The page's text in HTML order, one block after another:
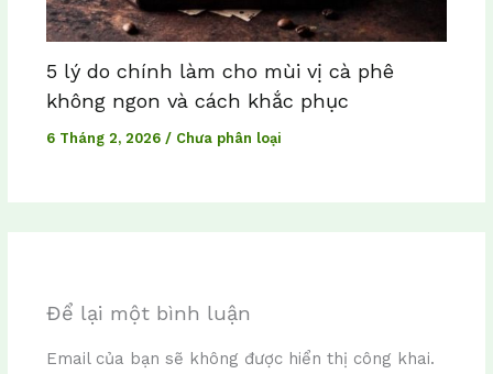
5 lý do chính làm cho mùi vị cà phê
không ngon và cách khắc phục
6 Tháng 2, 2026 / Chưa phân loại
Để lại một bình luận
Email của bạn sẽ không được hiển thị công khai.